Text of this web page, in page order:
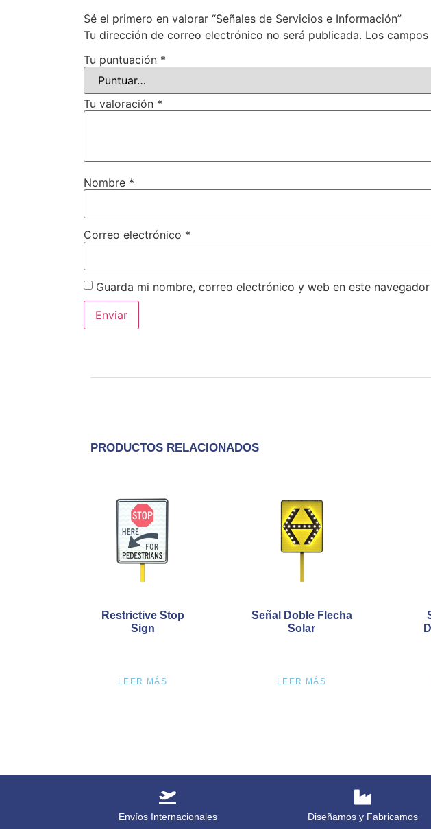
Sé el primero en valorar “Señales de Servicios e Información”
Tu dirección de correo electrónico no será publicada. Los
Tu puntuación *
Tu valoración *
Nombre *
Correo electrónico *
Guarda mi nombre, correo electrónico y web en este
PRODUCTOS RELACIONADOS
Restrictive Stop
Sign
LEER MÁS
Señal Doble Flecha
Solar
LEER MÁS
Envíos Internacionales Diseñamos y Fabricamos